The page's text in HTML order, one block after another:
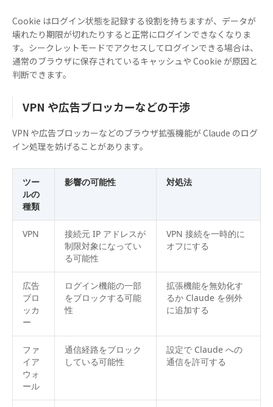
Cookie はログイン状態を記録する役割を持ちますが、データが
壊れたり期限が切れたりすると正常にログインできなくなりま
す。シークレットモードでアクセスしてログインできる場合は、
通常のブラウザに保存されているキャッシュや Cookie が原因と
判断できます。
VPN や広告ブロッカーなどの干渉
VPN や広告ブロッカーなどのブラウザ拡張機能が Claude のログ
イン処理を妨げることがあります。
ツー
ルの
種類
影響の可能性 対処法
VPN
接続元 IP アドレスが
制限対象になってい
る可能性
VPN 接続を一時的に
オフにする
広告
ブロ
ッカ
ー
ログイン機能の一部
をブロックする可能
性
拡張機能を無効化す
るか Claude を例外
に追加する
ファ
イア
ウォ
ール
通信経路をブロック
している可能性
設定で Claude への
通信を許可する